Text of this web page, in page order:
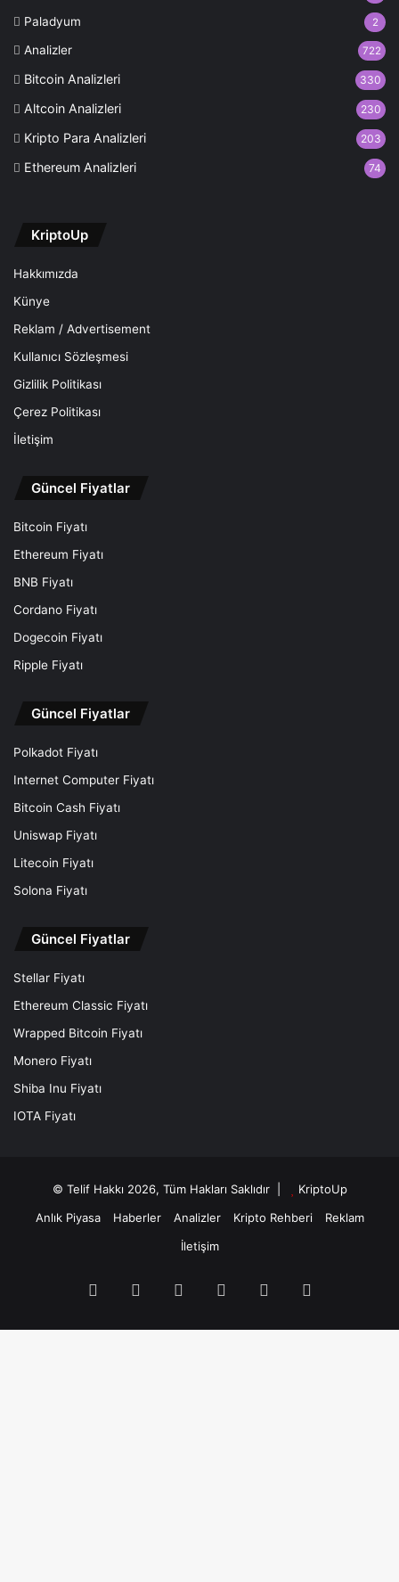
Paladyum 2
Analizler 722
Bitcoin Analizleri 330
Altcoin Analizleri 230
Kripto Para Analizleri 203
Ethereum Analizleri 74
KriptoUp
Hakkımızda
Künye
Reklam / Advertisement
Kullanıcı Sözleşmesi
Gizlilik Politikası
Çerez Politikası
İletişim
Güncel Fiyatlar
Bitcoin Fiyatı
Ethereum Fiyatı
BNB Fiyatı
Cordano Fiyatı
Dogecoin Fiyatı
Ripple Fiyatı
Güncel Fiyatlar
Polkadot Fiyatı
Internet Computer Fiyatı
Bitcoin Cash Fiyatı
Uniswap Fiyatı
Litecoin Fiyatı
Solona Fiyatı
Güncel Fiyatlar
Stellar Fiyatı
Ethereum Classic Fiyatı
Wrapped Bitcoin Fiyatı
Monero Fiyatı
Shiba Inu Fiyatı
IOTA Fiyatı
© Telif Hakkı 2026, Tüm Hakları Saklıdır |
KriptoUp
Anlık Piyasa
Haberler Analizler Kripto Rehberi
Reklam
İletişim
Facebook PinterestYouTubeInstagram